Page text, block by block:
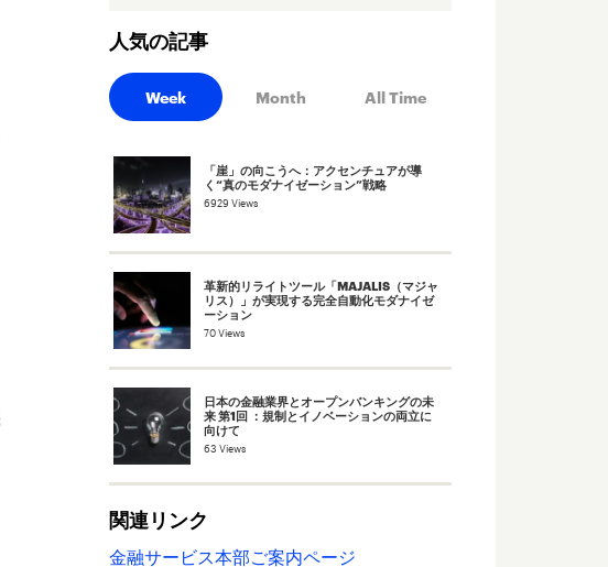
人気の記事
Week Month All Time
「崖」の向こうへ：アクセンチュアが導
く“真のモダナイゼーション”戦略
6929 Views
革新的リライトツール「MAJALIS（マジャ
リス）」が実現する完全自動化モダナイゼ
ーション
70 Views
日本の金融業界とオープンバンキングの未
来 第1回 ：規制とイノベーションの両立に
向けて
63 Views
関連リンク
金融サービス本部ご案内ページ